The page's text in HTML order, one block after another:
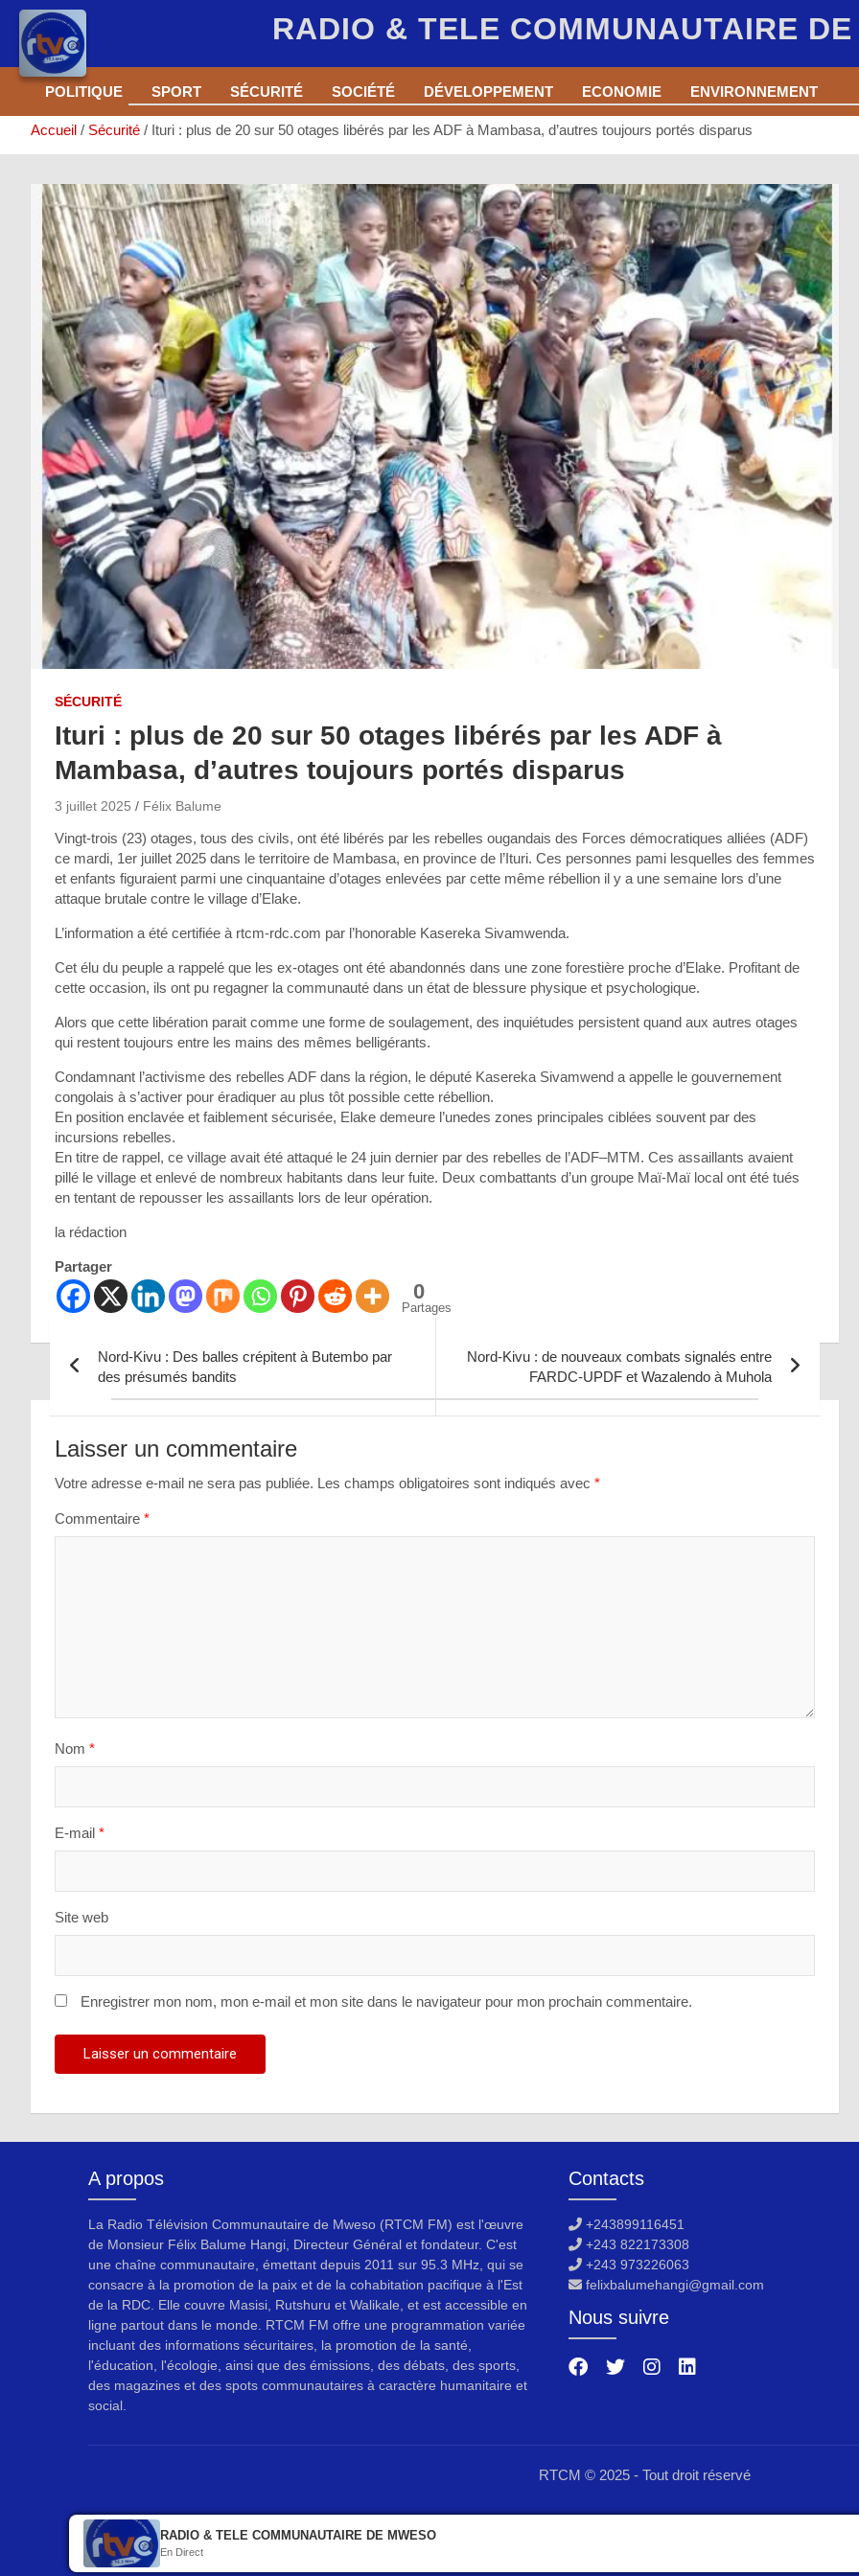
RADIO & TELE COMMUNAUTAIRE DE
Aller
contenu
POLITIQUE SPORT SÉCURITÉ SOCIÉTÉ DÉVELOPPEMENT ECONOMIE ENVIRONNEMENT
Accueil Sécurité Ituri : plus de 20 sur 50 otages libérés par les ADF à Mambasa, d’autres toujours portés disparus
SÉCURITÉ
Ituri : plus de 20 sur 50 otages libérés par les ADF à
Mambasa, d’autres toujours portés disparus
3 juillet 2025 Félix Balume
Vingt-trois (23) otages, tous des civils, ont été libérés par les rebelles ougandais des Forces démocratiques alliées (ADF)
ce mardi, 1er juillet 2025 dans le territoire de Mambasa, en province de l’Ituri. Ces personnes pami lesquelles des femmes
et enfants figuraient parmi une cinquantaine d’otages enlevées par cette même rébellion il y a une semaine lors d’une
attaque brutale contre le village d’Elake.
L’information a été certifiée à rtcm-rdc.com par l’honorable Kasereka Sivamwenda.
Cet élu du peuple a rappelé que les ex-otages ont été abandonnés dans une zone forestière proche d’Elake. Profitant de
cette occasion, ils ont pu regagner la communauté dans un état de blessure physique et psychologique.
Alors que cette libération parait comme une forme de soulagement, des inquiétudes persistent quand aux autres otages
qui restent toujours entre les mains des mêmes belligérants.
Condamnant l’activisme des rebelles ADF dans la région, le député Kasereka Sivamwend a appelle le gouvernement
congolais à s’activer pour éradiquer au plus tôt possible cette rébellion.
En position enclavée et faiblement sécurisée, Elake demeure l’unedes zones principales ciblées souvent par des
incursions rebelles.
En titre de rappel, ce village avait été attaqué le 24 juin dernier par des rebelles de l’ADF–MTM. Ces assaillants avaient
pillé le village et enlevé de nombreux habitants dans leur fuite. Deux combattants d’un groupe Maï-Maï local ont été tués
en tentant de repousser les assaillants lors de leur opération.
la rédaction
Partager
0
Partages
Navigation
de
l’article
Nord-Kivu : Des balles crépitent à Butembo par
des présumés bandits
Nord-Kivu : de nouveaux combats signalés entre
FARDC-UPDF et Wazalendo à Muhola
Laisser un commentaire
Votre adresse e-mail ne sera pas publiée. Les champs obligatoires sont indiqués avec *
Commentaire *
Nom *
E-mail *
Site web
Enregistrer mon nom, mon e-mail et mon site dans le navigateur pour mon prochain commentaire.
A propos
La Radio Télévision Communautaire de Mweso (RTCM FM) est l'œuvre
de Monsieur Félix Balume Hangi, Directeur Général et fondateur. C'est
une chaîne communautaire, émettant depuis 2011 sur 95.3 MHz, qui se
consacre à la promotion de la paix et de la cohabitation pacifique à l'Est
de la RDC. Elle couvre Masisi, Rutshuru et Walikale, et est accessible en
ligne partout dans le monde. RTCM FM offre une programmation variée
incluant des informations sécuritaires, la promotion de la santé,
l'éducation, l'écologie, ainsi que des émissions, des débats, des sports,
des magazines et des spots communautaires à caractère humanitaire et
social.
Contacts
+243899116451
+243 822173308
+243 973226063
felixbalumehangi@gmail.com
Nous suivre
RTCM © 2025 - Tout droit réservé
RADIO & TELE COMMUNAUTAIRE DE MWESO
En Direct